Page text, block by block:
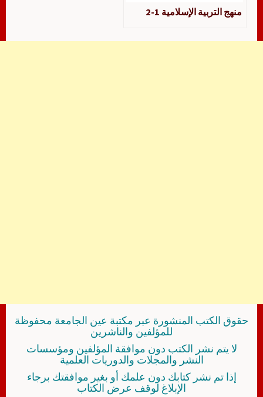
منهج التربية الإسلامية 1-2
حقوق الكتب المنشورة عبر مكتبة عين الجامعة محفوظة
للمؤلفين والناشرين
لا يتم نشر الكتب دون موافقة المؤلفين ومؤسسات
النشر والمجلات والدوريات العلمية
إذا تم نشر كتابك دون علمك أو بغير موافقتك برجاء
الإبلاغ لوقف عرض الكتاب